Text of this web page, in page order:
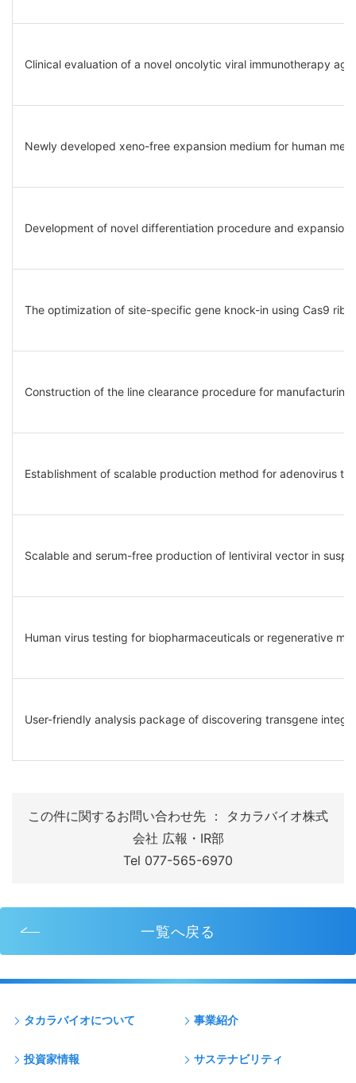
Clinical evaluation of a novel oncolytic viral immunotherapy
Newly developed xeno-free expansion medium for human
Development of novel differentiation procedure and
The optimization of site-specific gene knock-in using Cas9
Construction of the line clearance procedure for
Establishment of scalable production method for adenovirus
Scalable and serum-free production of lentiviral vector in
Human virus testing for biopharmaceuticals or regenerative
User-friendly analysis package of discovering transgene
この件に関するお問い合わせ先 ： タカラバイオ株式
会社 広報・IR部
Tel 077-565-6970
一覧へ戻る
タカラバイオについて 事業紹介
投資家情報 サステナビリティ